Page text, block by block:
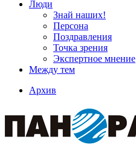
Люди
Знай наших!
Персона
Поздравления
Точка зрения
Экспертное мнение
Между тем
Архив